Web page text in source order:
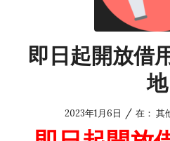
即日起開放借
地
2023年1月6日 / 在：其